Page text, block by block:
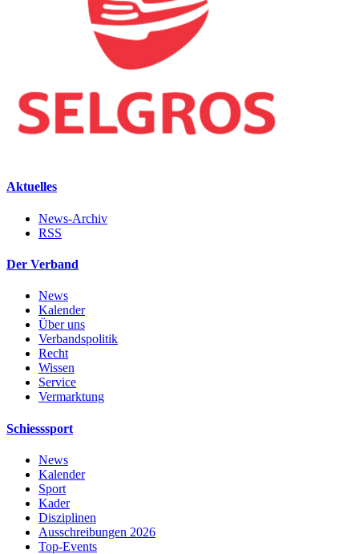
Aktuelles
News-Archiv
RSS
Der Verband
News
Kalender
Über uns
Verbandspolitik
Recht
Wissen
Service
Vermarktung
Schiesssport
News
Kalender
Sport
Kader
Disziplinen
Ausschreibungen 2026
Top-Events